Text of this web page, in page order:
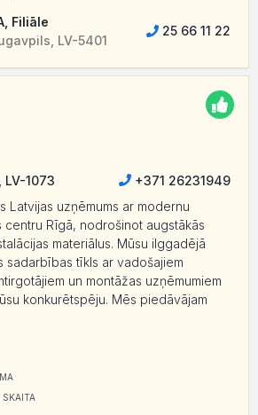
Filiāle
LV-5401
25 66 11 22
LV-1073
+371 26231949
Latvijas uzņēmums ar modernu
centru Rīgā, nodrošinot augstākās
materiālus. Mūsu ilggadējā
sadarbības tīkls ar vadošajiem
un montāžas uzņēmumiem
konkurētspēju. Mēs piedāvājam
SKAITA